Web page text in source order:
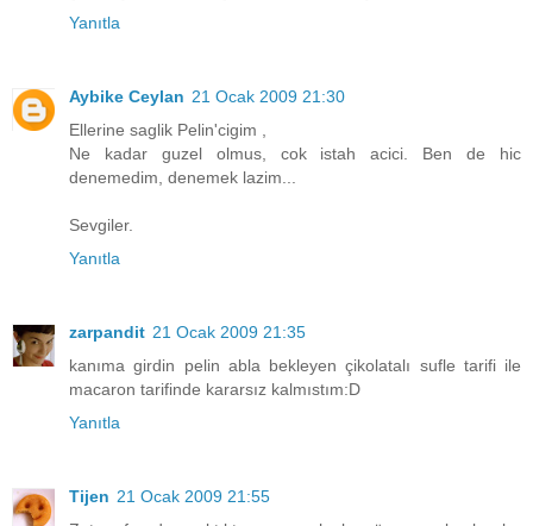
Yanıtla
Aybike Ceylan 21 Ocak 2009 21:30
Ellerine saglik Pelin'cigim ,
Ne kadar guzel olmus, cok istah acici. Ben de hic
denemedim, denemek lazim...
Sevgiler.
Yanıtla
zarpandit 21 Ocak 2009 21:35
kanıma girdin pelin abla bekleyen çikolatalı sufle tarifi ile
macaron tarifinde kararsız kalmıstım:D
Yanıtla
Tijen 21 Ocak 2009 21:55